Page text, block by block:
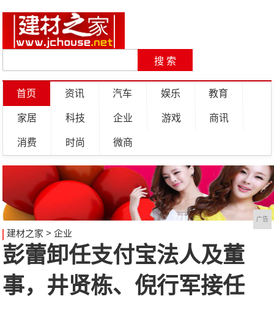
首页 资讯 汽车 娱乐 教育
家居 科技 企业 游戏 商讯
消费 时尚 微商
广告
建材之家 > 企业
彭蕾卸任支付宝法人及董
事，井贤栋、倪行军接任